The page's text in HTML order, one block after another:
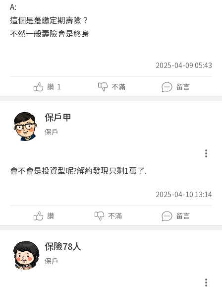
A:
這個是躉繳定期壽險？
不然一般壽險會是終身
2025-04-09 05:43
讚 1 不滿 留言
保戶甲
保戶
會不會是投資型呢?解約發現只剩1萬了.
2025-04-10 13:14
讚 不滿 留言
保險78人
保戶